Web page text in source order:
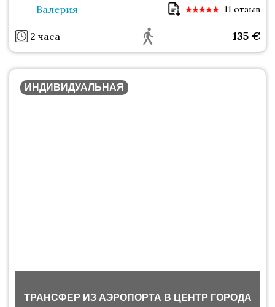
Валерия 11 отзыв
2 часа 135 €
ИНДИВИДУАЛЬНАЯ
ТРАНСФЕР ИЗ АЭРОПОРТА В ЦЕНТР ГОРОДА